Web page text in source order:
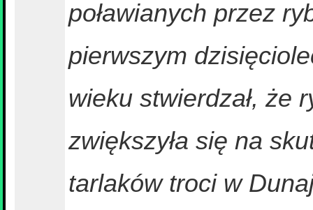
poławianych przez
pierwszym
wieku stwierdzał, że
zwiększyła się na
tarlaków troci w